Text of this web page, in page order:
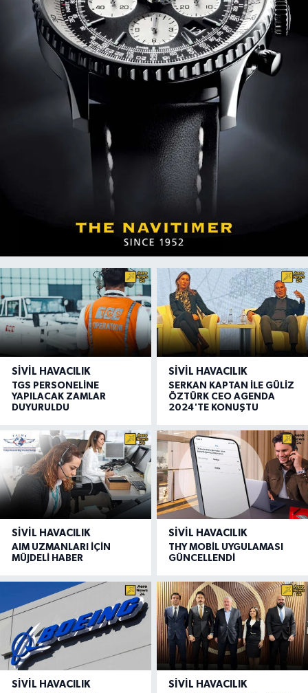
SIVIL HAVACILIK
TGS PERSONELİNE
YAPILACAK ZAMLAR
DUYURULDU
SIVIL HAVACILIK
SERKAN KAPTAN İLE GÜLİZ
ÖZTÜRK CEO AGENDA
2024'TE KONUŞTU
SIVIL HAVACILIK
AIM UZMANLARI İÇİN
MÜJDELİ HABER
SIVIL HAVACILIK
THY MOBİL UYGULAMASI
GÜNCELLENDİ
SIVIL HAVACILIK SIVIL HAVACILIK